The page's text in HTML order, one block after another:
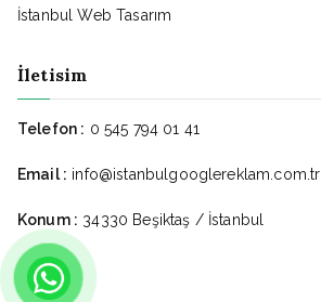
İstanbul Web Tasarım
İletisim
Telefon : 0 545 794 01 41
Email : info@istanbulgooglereklam.com.tr
Konum : 34330 Beşiktaş / İstanbul